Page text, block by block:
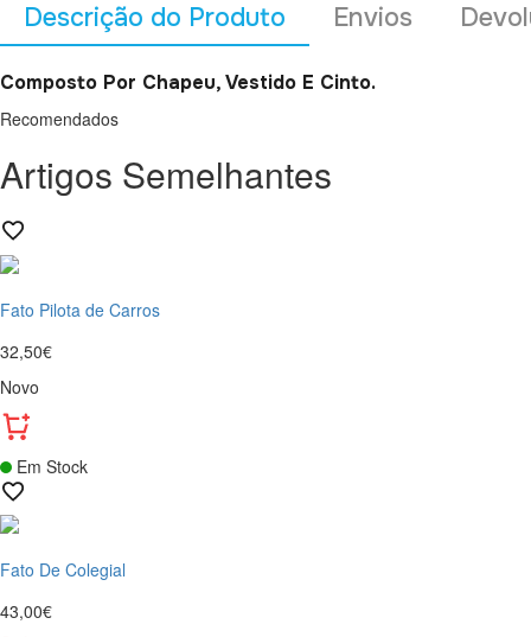
Descrição do Produto Envios
Composto Por Chapeu, Vestido E Cinto.
Recomendados
Artigos Semelhantes
Fato Pilota de Carros
32,50€
Novo
Em Stock
Fato De Colegial
43,00€